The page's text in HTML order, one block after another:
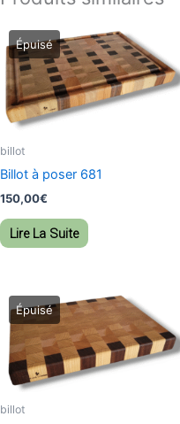
billot
Billot à poser 681
150,00€
Lire La Suite
billot